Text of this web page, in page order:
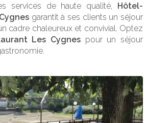
services de haute qualité, Hôtel-
garantit à ses clients un séjour
cadre chaleureux et convivial. Optez
Les Cygnes pour un séjour